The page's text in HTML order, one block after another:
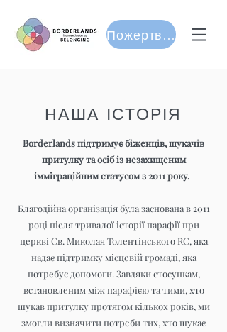
Пожертвуйте
НАША ІСТОРІЯ
Borderlands підтримує біженців, шукачів
притулку та осіб із незахищеним
імміграційним статусом з 2011 року.
Благодійна організація була заснована в 2011
році після тривалої історії парафії при
церкві Св. Миколая Толентінського RC, яка
надає підтримку місцевій громаді, яка
потребує допомоги. Завдяки стосункам,
встановленим між парафією та тими, хто
шукав притулку протягом кількох років, ми
змогли визначити потреби тих, хто шукає